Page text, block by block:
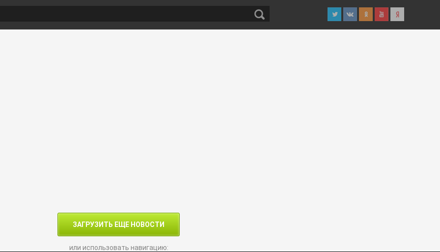
ЗАГРУЗИТЬ ЕЩЕ НОВОСТИ
или использовать навигацию: